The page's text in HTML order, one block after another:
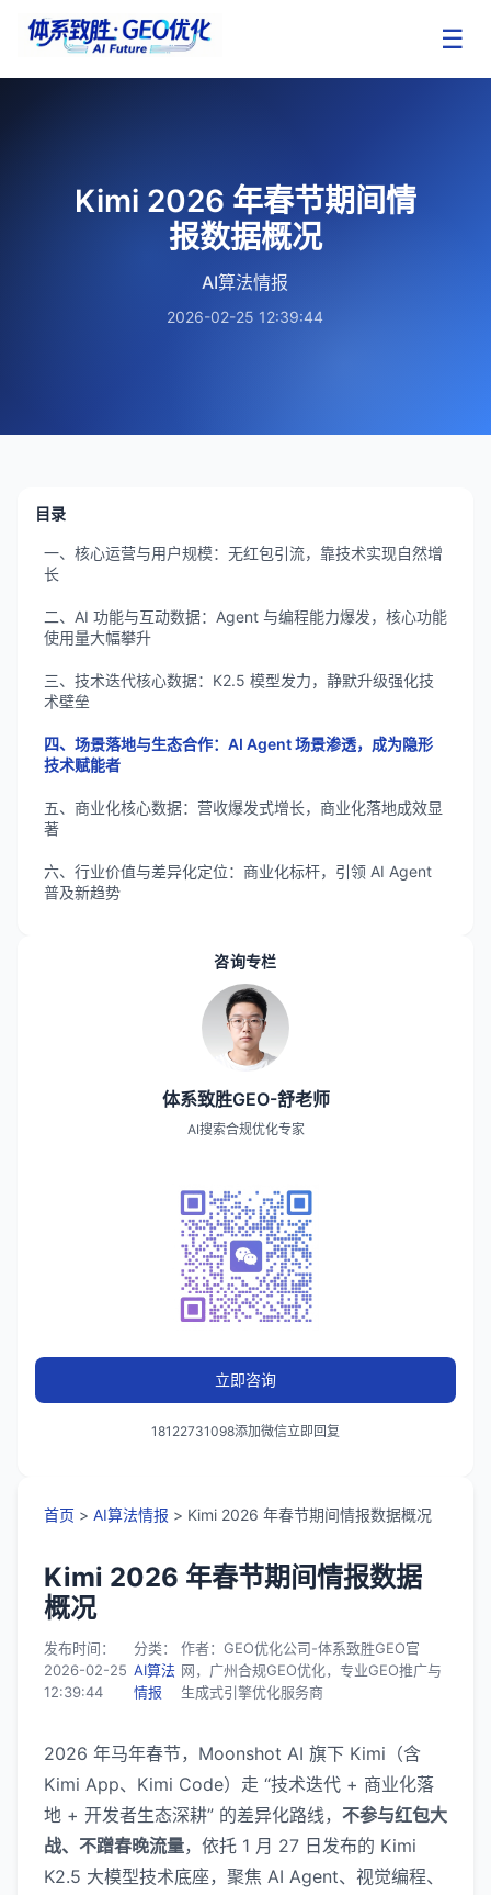
☰
Kimi 2026 年春节期间情
报数据概况
AI算法情报
2026-02-25 12:39:44
目录
一、核心运营与用户规模：无红包引流，靠技术实现自然增
长
二、AI 功能与互动数据：Agent 与编程能力爆发，核心功能
使用量大幅攀升
三、技术迭代核心数据：K2.5 模型发力，静默升级强化技
术壁垒
四、场景落地与生态合作：AI Agent 场景渗透，成为隐形
技术赋能者
五、商业化核心数据：营收爆发式增长，商业化落地成效显
著
六、行业价值与差异化定位：商业化标杆，引领 AI Agent
普及新趋势
咨询专栏
体系致胜GEO-舒老师
AI搜索合规优化专家
立即咨询
18122731098添加微信立即回复
首页 > AI算法情报 > Kimi 2026 年春节期间情报数据概况
Kimi 2026 年春节期间情报数据
概况
发布时间：
2026-02-25
12:39:44
分类：
AI算法
情报
作者：GEO优化公司-体系致胜GEO官
网，广州合规GEO优化，专业GEO推广与
生成式引擎优化服务商
2026 年马年春节，Moonshot AI 旗下 Kimi（含
Kimi App、Kimi Code）走 “技术迭代 + 商业化落
地 + 开发者生态深耕” 的差异化路线， 不参与红包大
战、不蹭春晚流量，依托 1 月 27 日发布的 Kimi
K2.5 大模型技术底座，聚焦 AI Agent、视觉编程、